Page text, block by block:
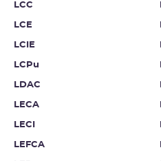
LCC
LCE
LCIE
LCPu
LDAC
LECA
LECI
LEFCA